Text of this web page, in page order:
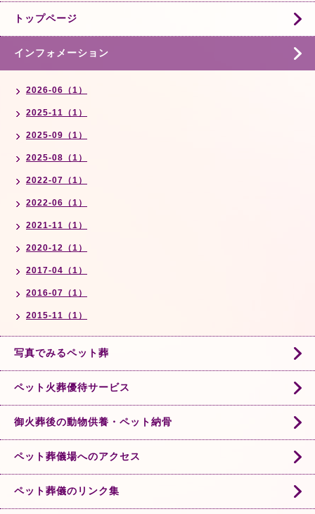
トップページ
インフォメーション
2026-06（1）
2025-11（1）
2025-09（1）
2025-08（1）
2022-07（1）
2022-06（1）
2021-11（1）
2020-12（1）
2017-04（1）
2016-07（1）
2015-11（1）
写真でみるペット葬
ペット火葬優待サービス
御火葬後の動物供養・ペット納骨
ペット葬儀場へのアクセス
ペット葬儀のリンク集